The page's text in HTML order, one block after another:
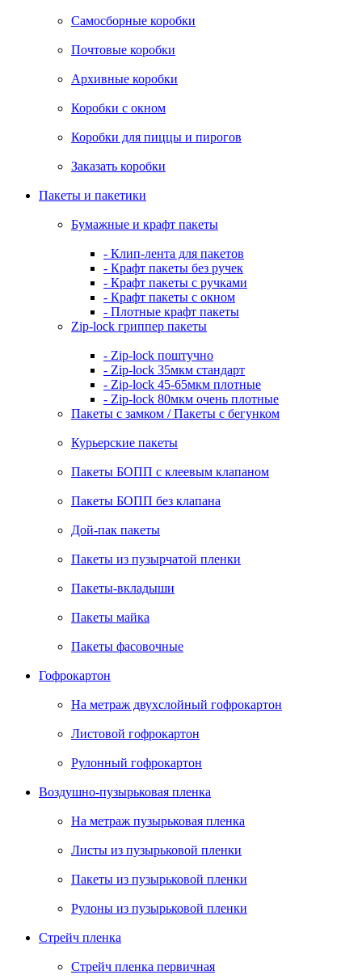
Самосборные коробки
Почтовые коробки
Архивные коробки
Коробки с окном
Коробки для пиццы и пирогов
Заказать коробки
Пакеты и пакетики
Бумажные и крафт пакеты
- Клип-лента для пакетов
- Крафт пакеты без ручек
- Крафт пакеты с ручками
- Крафт пакеты с окном
- Плотные крафт пакеты
Zip-lock гриппер пакеты
- Zip-lock поштучно
- Zip-lock 35мкм стандарт
- Zip-lock 45-65мкм плотные
- Zip-lock 80мкм очень плотные
Пакеты с замком / Пакеты с бегунком
Курьерские пакеты
Пакеты БОПП с клеевым клапаном
Пакеты БОПП без клапана
Дой-пак пакеты
Пакеты из пузырчатой пленки
Пакеты-вкладыши
Пакеты майка
Пакеты фасовочные
Гофрокартон
На метраж двухслойный гофрокартон
Листовой гофрокартон
Рулонный гофрокартон
Воздушно-пузырьковая пленка
На метраж пузырьковая пленка
Листы из пузырьковой пленки
Пакеты из пузырьковой пленки
Рулоны из пузырьковой пленки
Стрейч пленка
Стрейч пленка первичная